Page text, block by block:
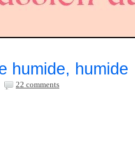
humide,
22 comments